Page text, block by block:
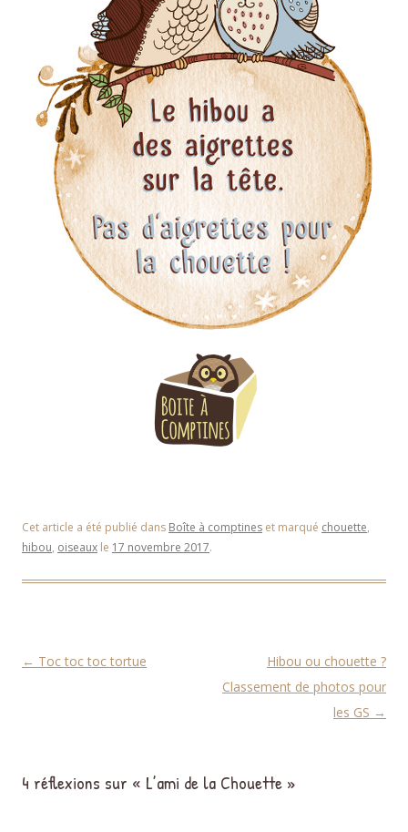
Cet article a été publié dans Boîte à comptines et marqué chouette,
hibou, oiseaux le 17 novembre 2017.
Navigation des articles
← Toc toc toc tortue
Hibou ou chouette ?
Classement de photos pour
les GS →
4 réflexions sur « L’ami de la Chouette »